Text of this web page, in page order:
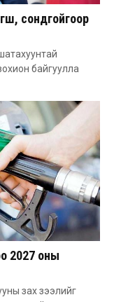
сондгойгоор
байгуулла
2027 оны
зах зээлийг